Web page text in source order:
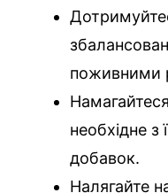
поживними
необхідне з
добавок.
Налягайте